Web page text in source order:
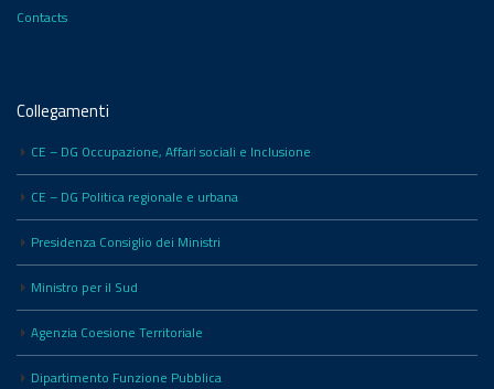
Contacts
Collegamenti
CE – DG Occupazione, Affari sociali e Inclusione
CE – DG Politica regionale e urbana
Presidenza Consiglio dei Ministri
Ministro per il Sud
Agenzia Coesione Territoriale
Dipartimento Funzione Pubblica